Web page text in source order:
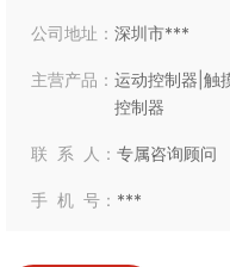
公司地址： 深圳市***
主营产品： 运动控制器|触
控制器
联 系 人： 专属咨询顾问
手 机 号： ***